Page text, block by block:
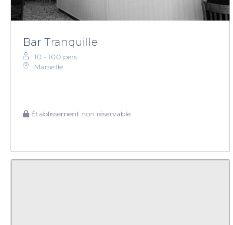
Bar Tranquille
10 - 100 pers.
Marseille
Établissement non réservable